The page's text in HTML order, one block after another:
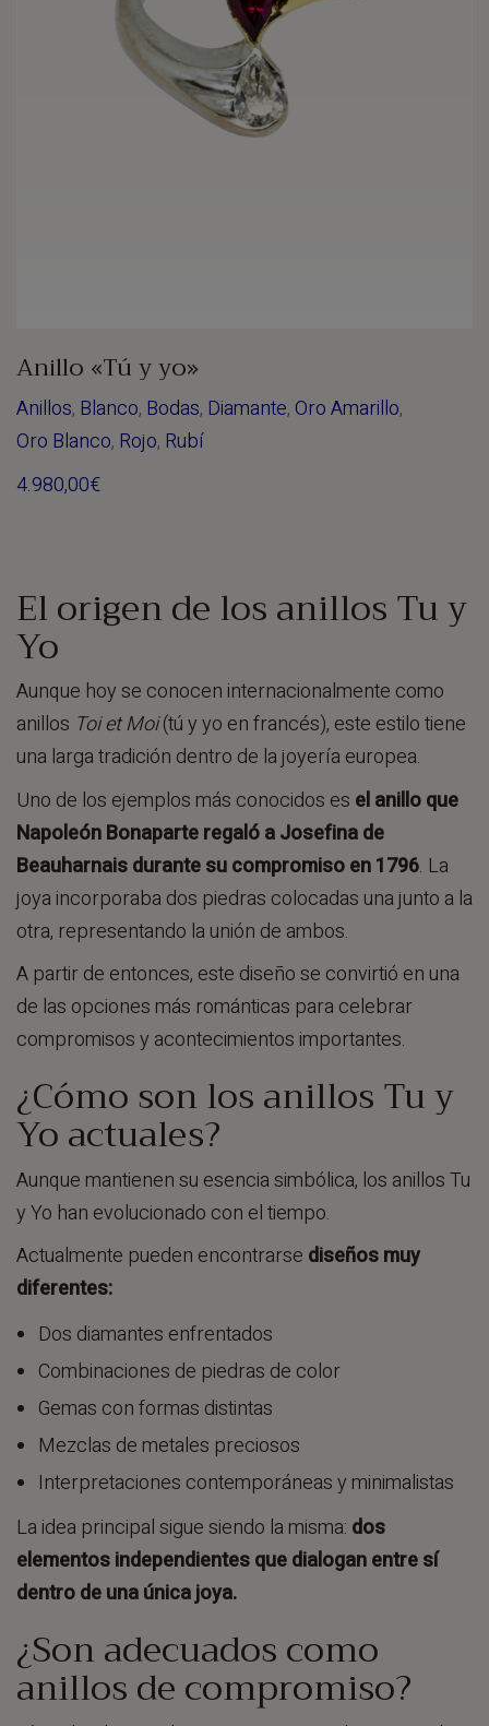
Anillo «Tú y yo»
Anillos, Blanco, Bodas, Diamante,Oro Amarillo,
Oro Blanco, Rojo, Rubí
4.980,00€
El origen de los anillos Tu y
Yo
Aunque hoy se conocen internacionalmente como
anillos Toi et Moi(tú y yo en francés), este estilo tiene
una larga tradición dentro de la joyería europea.
Uno de los ejemplos más conocidos es el anillo que
Napoleón Bonaparte regaló a Josefina de
Beauharnais durante su compromiso en 1796. La
joya incorporaba dos piedras colocadas una junto a la
otra, representando la unión de ambos.
A partir de entonces, este diseño se convirtió en una
de las opciones más románticas para celebrar
compromisos y acontecimientos importantes.
¿Cómo son los anillos Tu y
Yo actuales?
Aunque mantienen su esencia simbólica, los anillos Tu
y Yo han evolucionado con el tiempo.
Actualmente pueden encontrarse diseños muy
diferentes:
Dos diamantes enfrentados
Combinaciones de piedras de color
Gemas con formas distintas
Mezclas de metales preciosos
Interpretaciones contemporáneas y minimalistas
La idea principal sigue siendo la misma: dos
elementos independientes que dialogan entre sí
dentro de una única joya.
¿Son adecuados como
anillos de compromiso?